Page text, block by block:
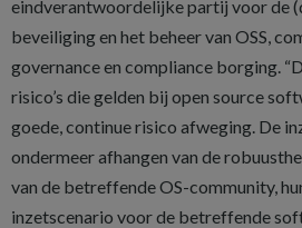
eindverantwoordelijke partij voor de
beveiliging en het beheer van OSS,
governance en compliance borging.
risico’s die gelden bij open source
goede, continue risico afweging. De
ondermeer afhangen van de
van de betreffende OS-community,
inzetscenario voor de betreffende